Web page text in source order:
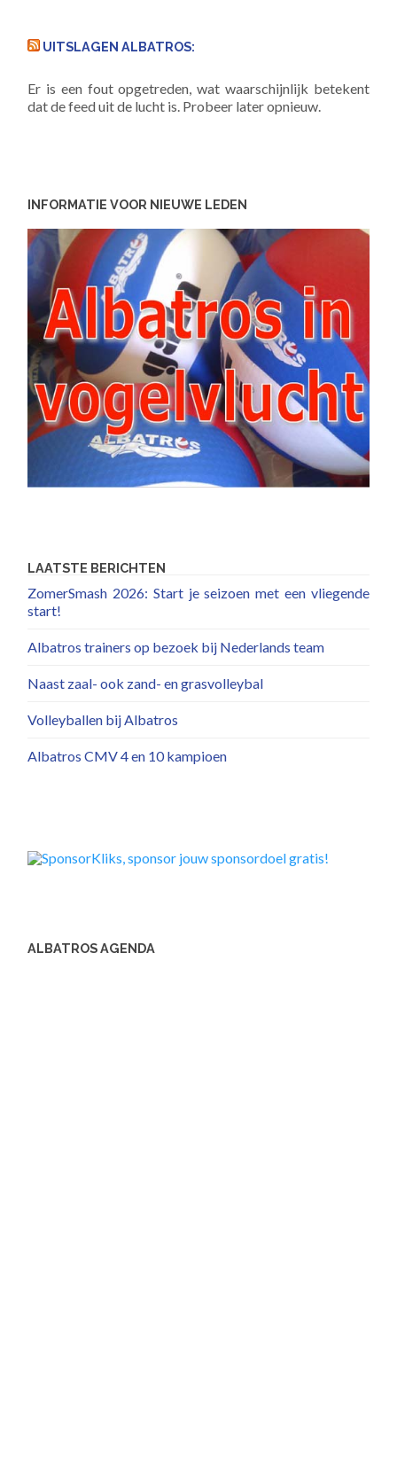
UITSLAGEN ALBATROS:
Er is een fout opgetreden, wat waarschijnlijk betekent
dat de feed uit de lucht is. Probeer later opnieuw.
INFORMATIE VOOR NIEUWE LEDEN
LAATSTE BERICHTEN
ZomerSmash 2026: Start je seizoen met een vliegende
start!
Albatros trainers op bezoek bij Nederlands team
Naast zaal- ook zand- en grasvolleybal
Volleyballen bij Albatros
Albatros CMV 4 en 10 kampioen
ALBATROS AGENDA